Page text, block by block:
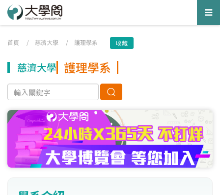
首頁 / 慈濟大學 / 護理學系 收藏
慈濟大學 護理學系